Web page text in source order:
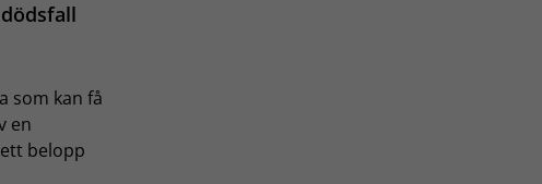
som kan få
en
belopp